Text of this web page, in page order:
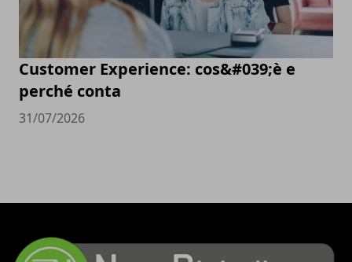
Customer Experience: cos&#039;è e
perché conta
31/07/2026